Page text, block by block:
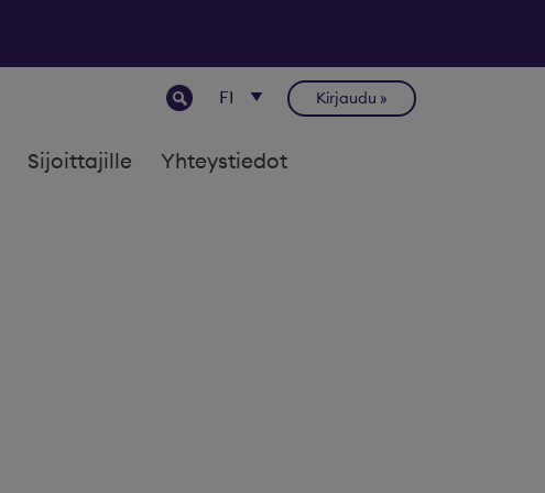
Kirjaudu
Sijoittajille Yhteystiedot